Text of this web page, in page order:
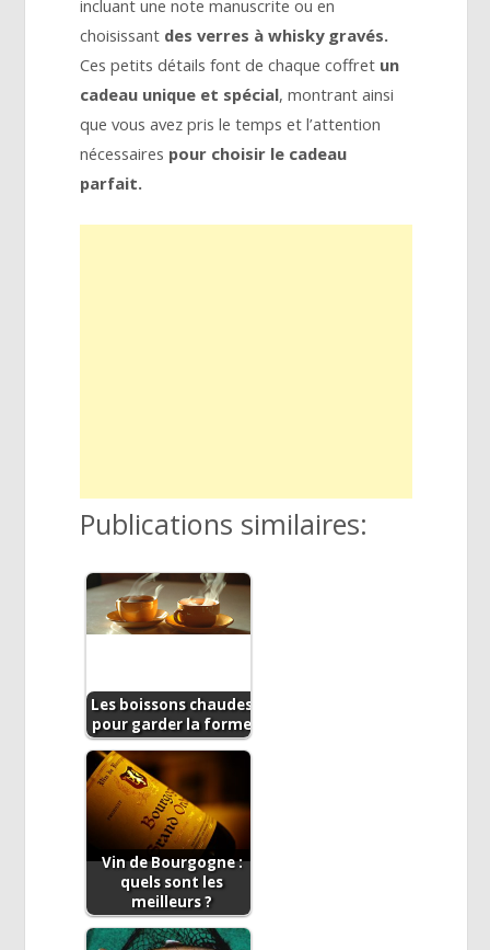
incluant une note manuscrite ou en
choisissant des verres à whisky gravés.
Ces petits détails font de chaque coffret un
cadeau unique et spécial, montrant ainsi
que vous avez pris le temps et l’attention
nécessaires pour choisir le cadeau
parfait.
Publications similaires:
Les boissons chaudes
pour garder la forme
Vin de Bourgogne :
quels sont les
meilleurs ?